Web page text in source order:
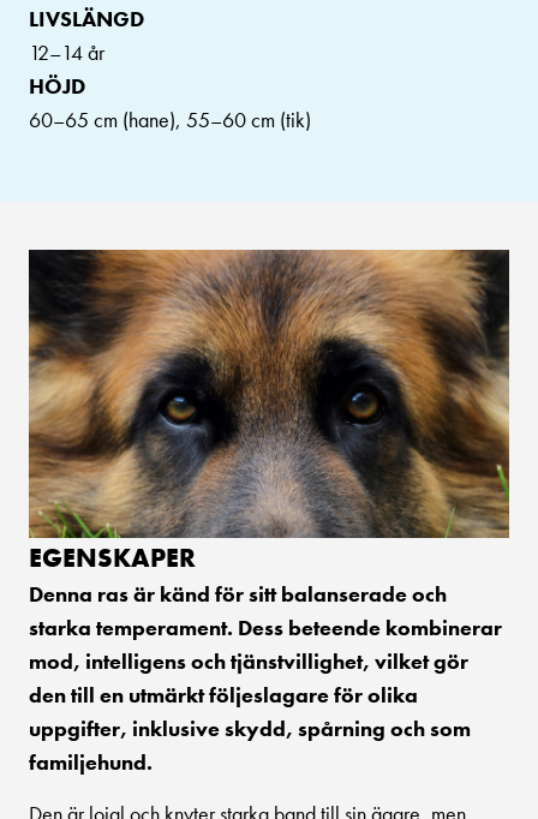
LIVSLÄNGD
12–14 år
HÖJD
60–65 cm (hane), 55–60 cm (tik)
EGENSKAPER
Denna ras är känd för sitt balanserade och
starka temperament. Dess beteende kombinerar
mod, intelligens och tjänstvillighet, vilket gör
den till en utmärkt följeslagare för olika
uppgifter, inklusive skydd, spårning och som
familjehund.
Den är lojal och knyter starka band till sin ägare, men